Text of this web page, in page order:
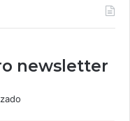
newsletter